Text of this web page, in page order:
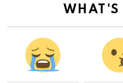
WHAT'S